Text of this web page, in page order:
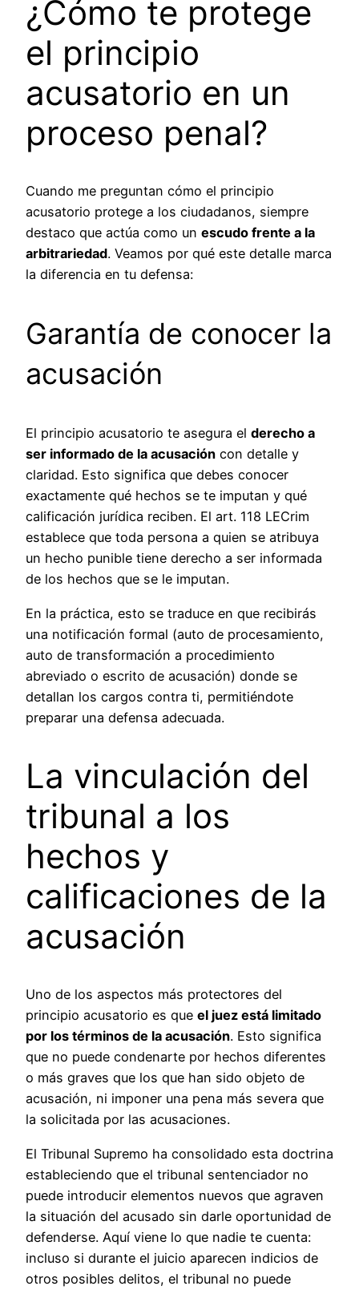
¿Cómo te protege
el principio
acusatorio en un
proceso penal?
Cuando me preguntan cómo el principio
acusatorio protege a los ciudadanos, siempre
destaco que actúa como un escudo frente a la
arbitrariedad. Veamos por qué este detalle marca
la diferencia en tu defensa:
Garantía de conocer la
acusación
El principio acusatorio te asegura el derecho a
ser informado de la acusación con detalle y
claridad. Esto significa que debes conocer
exactamente qué hechos se te imputan y qué
calificación jurídica reciben. El art. 118 LECrim
establece que toda persona a quien se atribuya
un hecho punible tiene derecho a ser informada
de los hechos que se le imputan.
En la práctica, esto se traduce en que recibirás
una notificación formal (auto de procesamiento,
auto de transformación a procedimiento
abreviado o escrito de acusación) donde se
detallan los cargos contra ti, permitiéndote
preparar una defensa adecuada.
La vinculación del
tribunal a los
hechos y
calificaciones de la
acusación
Uno de los aspectos más protectores del
principio acusatorio es que el juez está limitado
por los términos de la acusación. Esto significa
que no puede condenarte por hechos diferentes
o más graves que los que han sido objeto de
acusación, ni imponer una pena más severa que
la solicitada por las acusaciones.
El Tribunal Supremo ha consolidado esta doctrina
estableciendo que el tribunal sentenciador no
puede introducir elementos nuevos que agraven
la situación del acusado sin darle oportunidad de
defenderse. Aquí viene lo que nadie te cuenta:
incluso si durante el juicio aparecen indicios de
otros posibles delitos, el tribunal no puede